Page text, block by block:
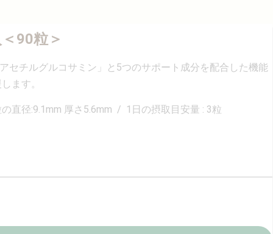
受けたものではありません。届け出られた科学的根拠等の情報は消費者庁のウ
90粒＞
アセチルグルコサミン」と5つのサポート成分を配合した機能
ます。
直径:9.1mm 厚さ5.6mm / 1日の摂取目安量 : 3粒